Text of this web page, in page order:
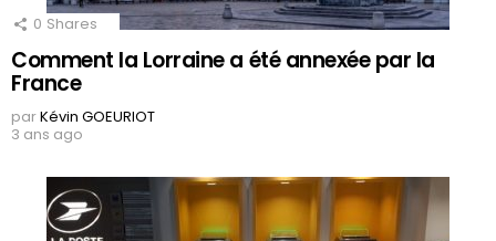
0 Shares
Comment la Lorraine a été annexée par la
France
parKévin GOEURIOT
3 ans ago